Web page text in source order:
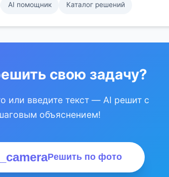
AI помощник Каталог решений
свою задачу?
или введите текст — AI решит с
объяснением!
Решить по фото